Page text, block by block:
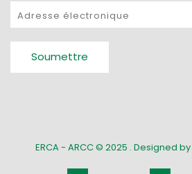
Soumettre
ERCA - ARCC © 2025 . Designed by